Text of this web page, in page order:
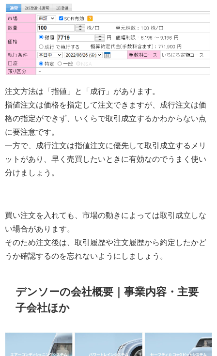
注文方法は「指値」と「成行」があります。
指値注文は価格を指定して注文できますが、成行注文は価
格の指定ができず、いくらで取引成立するかわからない点
に要注意です。
一方で、成行注文は指値注文に優先して取引成立するメリ
ットがあり、早く売買したいときに有効なのでうまく使い
分けましょう。
買い注文を入れても、市場の動きによっては取引成立しな
い場合があります。
そのため注文後は、取引履歴や注文履歴から約定したかど
うか確認するのを忘れないようにしましょう。
デンソーの会社概要｜事業内容・主要
子会社ほか